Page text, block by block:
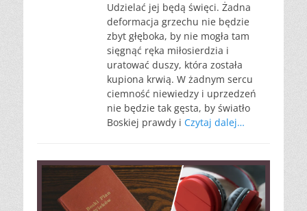
Udzielać jej będą święci. Żadna
deformacja grzechu nie będzie
zbyt głęboka, by nie mogła tam
sięgnąć ręka miłosierdzia i
uratować duszy, która została
kupiona krwią. W żadnym sercu
ciemność niewiedzy i uprzedzeń
nie będzie tak gęsta, by światło
Boskiej prawdy i Czytaj dalej…